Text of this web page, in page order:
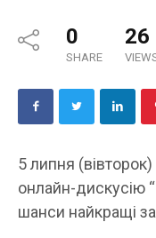
0
SHARE
26
5 липня
онлайн-дискусію
шанси найкращі за